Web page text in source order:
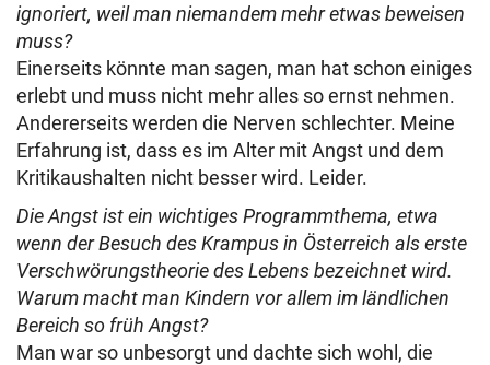
ignoriert, weil man niemandem mehr etwas beweisen
muss?
Einerseits könnte man sagen, man hat schon einiges
erlebt und muss nicht mehr alles so ernst nehmen.
Andererseits werden die Nerven schlechter. Meine
Erfahrung ist, dass es im Alter mit Angst und dem
Kritikaushalten nicht besser wird. Leider.
Die Angst ist ein wichtiges Programmthema, etwa
wenn der Besuch des Krampus in Österreich als erste
Verschwörungstheorie des Lebens bezeichnet wird.
Warum macht man Kindern vor allem im ländlichen
Bereich so früh Angst?
Man war so unbesorgt und dachte sich wohl, die